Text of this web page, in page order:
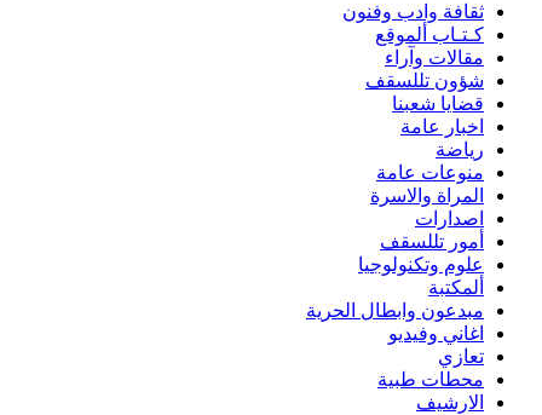
ثقافة وادب وفنون
كـتـاب ألموقع
مقالات وآراء
شؤون تللسقف
قضايا شعبنا
اخبار عامة
رياضة
منوعات عامة
المراة والاسرة
اصدارات
أمور تللسقف
علوم وتكنولوجيا
ألمكتبة
مبدعون وابطال الحرية
اغاني وفيديو
تعازي
محطات طبية
الارشيف